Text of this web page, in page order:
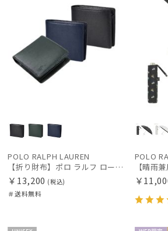
POLO RALPH LAUREN
【折り財布】ポロ ラルフ ローレン (POLO RALPH LAUREN) エンボスレザー ビルフォールド コイン ウォレット
￥13,200 (税込)
＃送料無料
POLO
￥